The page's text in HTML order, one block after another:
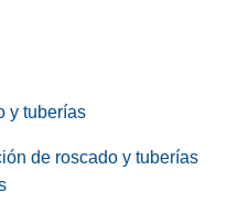
y tuberías
de roscado y tuberías